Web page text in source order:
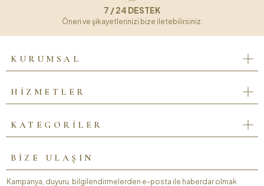
7 / 24 DESTEK
Öneri ve şikayetlerinizi bize iletebilirsiniz.
KURUMSAL
HİZMETLER
KATEGORİLER
BİZE ULAŞIN
Kampanya, duyuru, bilgilendirmelerden e-posta ile haberdar olmak